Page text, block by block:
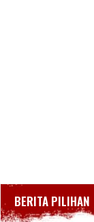
BERITA PILIHAN